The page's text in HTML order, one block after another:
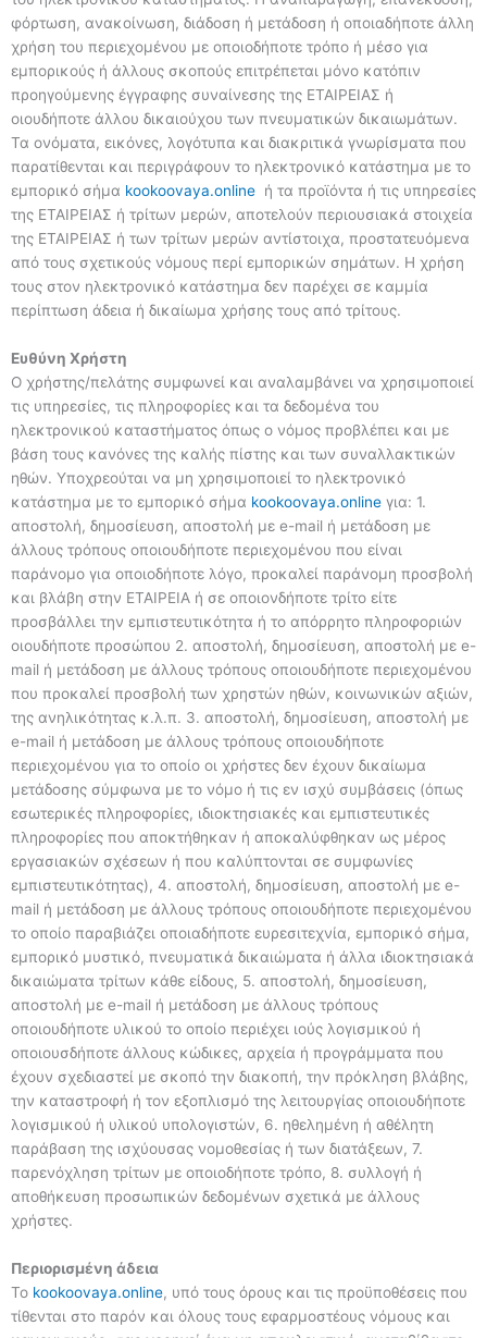
φόρτωση, ανακοίνωση, διάδοση ή μετάδοση ή οποιαδήποτε άλλη
χρήση του περιεχομένου με οποιοδήποτε τρόπο ή μέσο για
εμπορικούς ή άλλους σκοπούς επιτρέπεται μόνο κατόπιν
προηγούμενης έγγραφης συναίνεσης της ΕΤΑΙΡΕΙΑΣ ή
οιουδήποτε άλλου δικαιούχου των πνευματικών δικαιωμάτων.
Τα ονόματα, εικόνες, λογότυπα και διακριτικά γνωρίσματα που
παρατίθενται και περιγράφουν το ηλεκτρονικό κατάστημα με το
εμπορικό σήμα kookoovaya.online ή τα προϊόντα ή τις υπηρεσίες
της ΕΤΑΙΡΕΙΑΣ ή τρίτων μερών, αποτελούν περιουσιακά στοιχεία
της ΕΤΑΙΡΕΙΑΣ ή των τρίτων μερών αντίστοιχα, προστατευόμενα
από τους σχετικούς νόμους περί εμπορικών σημάτων. Η χρήση
τους στον ηλεκτρονικό κατάστημα δεν παρέχει σε καμμία
περίπτωση άδεια ή δικαίωμα χρήσης τους από τρίτους.
Ευθύνη Χρήστη
Ο χρήστης/πελάτης συμφωνεί και αναλαμβάνει να χρησιμοποιεί
τις υπηρεσίες, τις πληροφορίες και τα δεδομένα του
ηλεκτρονικού καταστήματος όπως ο νόμος προβλέπει και με
βάση τους κανόνες της καλής πίστης και των συναλλακτικών
ηθών. Υποχρεούται να μη χρησιμοποιεί τo ηλεκτρονικό
κατάστημα με το εμπορικό σήμα kookoovaya.online για: 1.
αποστολή, δημοσίευση, αποστολή με e-mail ή μετάδοση με
άλλους τρόπους οποιουδήποτε περιεχομένου που είναι
παράνομο για οποιοδήποτε λόγο, προκαλεί παράνομη προσβολή
και βλάβη στην ΕΤΑΙΡΕΙΑ ή σε οποιονδήποτε τρίτο είτε
προσβάλλει την εμπιστευτικότητα ή το απόρρητο πληροφοριών
οιουδήποτε προσώπου 2. αποστολή, δημοσίευση, αποστολή με e-
mail ή μετάδοση με άλλους τρόπους οποιουδήποτε περιεχομένου
που προκαλεί προσβολή των χρηστών ηθών, κοινωνικών αξιών,
της ανηλικότητας κ.λ.π. 3. αποστολή, δημοσίευση, αποστολή με
e-mail ή μετάδοση με άλλους τρόπους οποιουδήποτε
περιεχομένου για το οποίο οι χρήστες δεν έχουν δικαίωμα
μετάδοσης σύμφωνα με το νόμο ή τις εν ισχύ συμβάσεις (όπως
εσωτερικές πληροφορίες, ιδιοκτησιακές και εμπιστευτικές
πληροφορίες που αποκτήθηκαν ή αποκαλύφθηκαν ως μέρος
εργασιακών σχέσεων ή που καλύπτονται σε συμφωνίες
εμπιστευτικότητας), 4. αποστολή, δημοσίευση, αποστολή με e-
mail ή μετάδοση με άλλους τρόπους οποιουδήποτε περιεχομένου
το οποίο παραβιάζει οποιαδήποτε ευρεσιτεχνία, εμπορικό σήμα,
εμπορικό μυστικό, πνευματικά δικαιώματα ή άλλα ιδιοκτησιακά
δικαιώματα τρίτων κάθε είδους, 5. αποστολή, δημοσίευση,
αποστολή με e-mail ή μετάδοση με άλλους τρόπους
οποιουδήποτε υλικού το οποίο περιέχει ιούς λογισμικού ή
οποιουσδήποτε άλλους κώδικες, αρχεία ή προγράμματα που
έχουν σχεδιαστεί με σκοπό την διακοπή, την πρόκληση βλάβης,
την καταστροφή ή τον εξοπλισμό της λειτουργίας οποιουδήποτε
λογισμικού ή υλικού υπολογιστών, 6. ηθελημένη ή αθέλητη
παράβαση της ισχύουσας νομοθεσίας ή των διατάξεων, 7.
παρενόχληση τρίτων με οποιοδήποτε τρόπο, 8. συλλογή ή
αποθήκευση προσωπικών δεδομένων σχετικά με άλλους
χρήστες.
Περιορισμένη άδεια
Το kookoovaya.online, υπό τους όρους και τις προϋποθέσεις που
τίθενται στο παρόν και όλους τους εφαρμοστέους νόμους και